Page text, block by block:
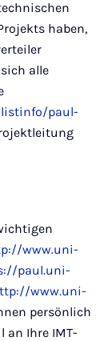
haben,
alle
paul-
www.uni-
paul.uni-
www.uni-
persönlich
an Ihre IMT-